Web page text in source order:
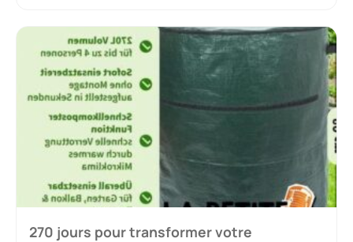
270 jours pour transformer votre